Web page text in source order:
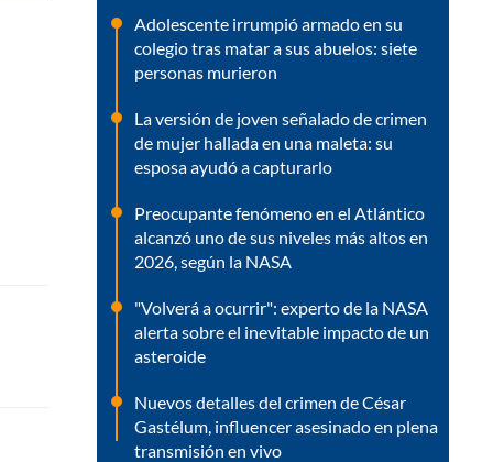
Adolescente irrumpió armado en su
colegio tras matar a sus abuelos: siete
personas murieron
La versión de joven señalado de crimen
de mujer hallada en una maleta: su
esposa ayudó a capturarlo
Preocupante fenómeno en el Atlántico
alcanzó uno de sus niveles más altos en
2026, según la NASA
"Volverá a ocurrir": experto de la NASA
alerta sobre el inevitable impacto de un
asteroide
Nuevos detalles del crimen de César
Gastélum, influencer asesinado en plena
transmisión en vivo